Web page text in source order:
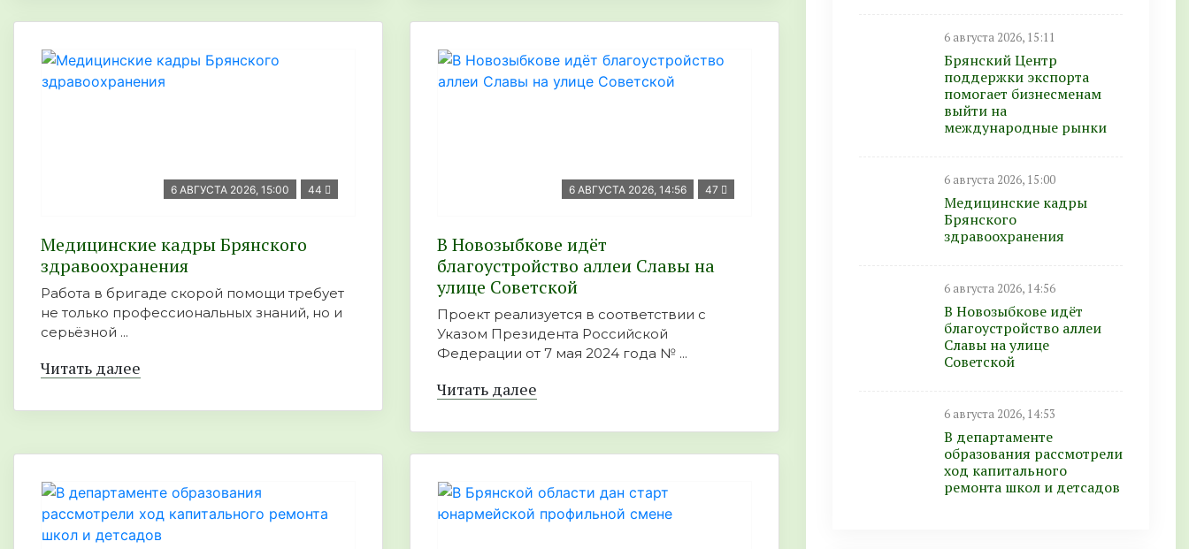
6 АВГУСТА 2026, 15:00 44
Медицинские кадры Брянского
здравоохранения
Работа в бригаде скорой помощи требует
не только профессиональных знаний, но и
серьёзной ...
Читать далее
6 АВГУСТА 2026, 14:56 47
В Новозыбкове идёт
благоустройство аллеи Славы на
улице Советской
Проект реализуется в соответствии с
Указом Президента Российской
Федерации от 7 мая 2024 года № ...
Читать далее
6 августа 2026, 15:11
Брянский Центр
поддержки экспорта
помогает бизнесменам
выйти на
международные рынки
6 августа 2026, 15:00
Медицинские кадры
Брянского
здравоохранения
6 августа 2026, 14:56
В Новозыбкове идёт
благоустройство аллеи
Славы на улице
Советской
6 августа 2026, 14:53
В департаменте
образования рассмотрели
ход капитального
ремонта школ и детсадов